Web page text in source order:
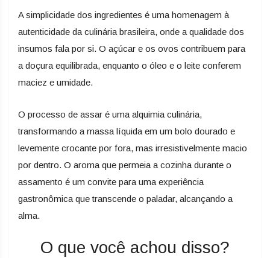
A simplicidade dos ingredientes é uma homenagem à
autenticidade da culinária brasileira, onde a qualidade dos
insumos fala por si. O açúcar e os ovos contribuem para
a doçura equilibrada, enquanto o óleo e o leite conferem
maciez e umidade.
O processo de assar é uma alquimia culinária,
transformando a massa líquida em um bolo dourado e
levemente crocante por fora, mas irresistivelmente macio
por dentro. O aroma que permeia a cozinha durante o
assamento é um convite para uma experiência
gastronômica que transcende o paladar, alcançando a
alma.
O que você achou disso?